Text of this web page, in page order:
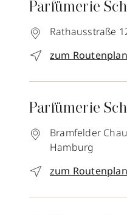
Parfümerie
Rathausstraße
zum
Parfümerie
Bramfelder
Hamburg
zum